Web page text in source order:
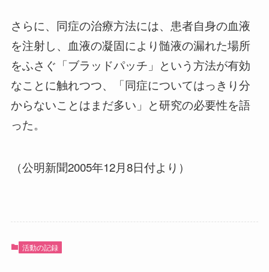
さらに、同症の治療方法には、患者自身の血液
を注射し、血液の凝固により髄液の漏れた場所
をふさぐ「ブラッドパッチ」という方法が有効
なことに触れつつ、「同症についてはっきり分
からないことはまだ多い」と研究の必要性を語
った。
（公明新聞2005年12月8日付より）
活動の記録